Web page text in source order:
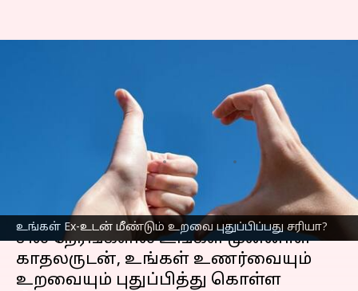
உங்கள் Ex-உடன் மீண்டும் உறவை புதுப்பிப்பது சரியா?
என, முறிந்த உங்கள்
காதல் உறவை மீண்டும்
புதுப்பிப்பது சரியா?
Venkatalakshmi V Feb 20, 2023
செய்தி முன்னோட்டம்
சில நேரங்களில் உங்கள் முன்னாள்
காதலருடன், உங்கள் உணர்வையும்
உறவையும் புதுப்பித்து கொள்ள